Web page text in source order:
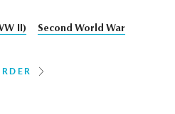
II)
Second World War